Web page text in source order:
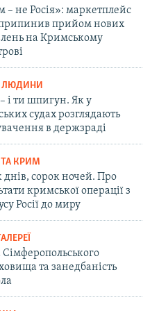
– не Росія»: маркетплейс
прийом нових
на Кримському
ЛЮДИНИ
і ти шпигун. Як у
судах розглядають
в держзраді
ТА КРИМ
днів, сорок ночей. Про
кримської операції з
Росії до миру
Сімферопольського
та занедбаність